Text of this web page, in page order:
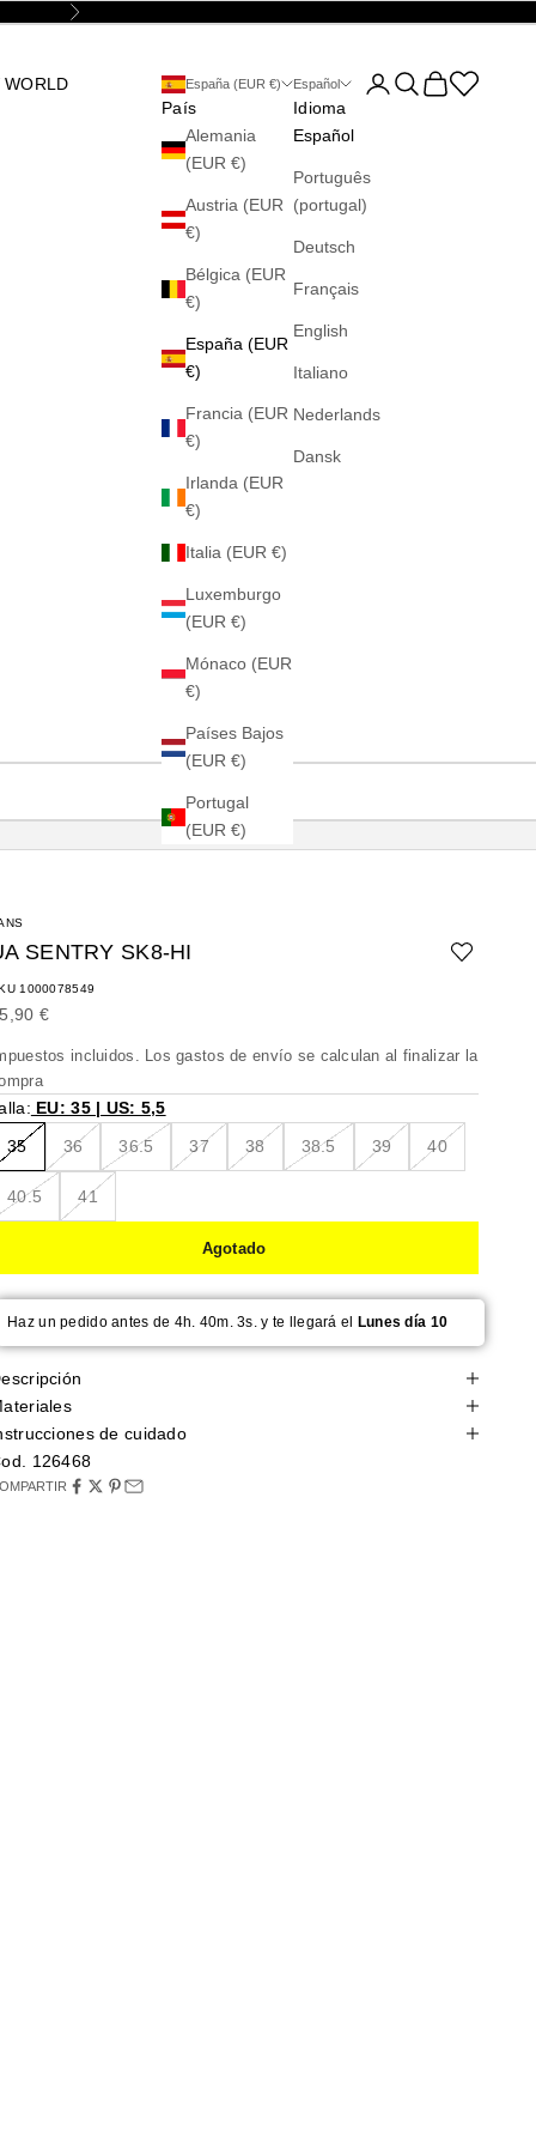
Siguiente
WORLD España (EUR €)
País
Alemania
(EUR €)
Austria (EUR
€)
Bélgica (EUR
€)
España (EUR
€)
Francia (EUR
€)
Irlanda (EUR
€)
Italia (EUR €)
Luxemburgo
(EUR €)
Mónaco (EUR
€)
Países Bajos
(EUR €)
Portugal
(EUR €)
Español
Idioma
Español
Português
(portugal)
Deutsch
Français
English
Italiano
Nederlands
Dansk
Abrir página de la
Abrir búsqueda
Abrir cesta
Abrir la
SENTRY SK8-HI
1000078549
de oferta
€
incluidos. Losgastos de envío se calculan al finalizar la
EU: 35 | US: 5,5
35 36 36.5 37 38 38.5 39 40
40.5 41
Agotado
Haz un pedido antes de 4h. 40m. 2s. y te llegará el Lunes día 10
de cuidado
126468